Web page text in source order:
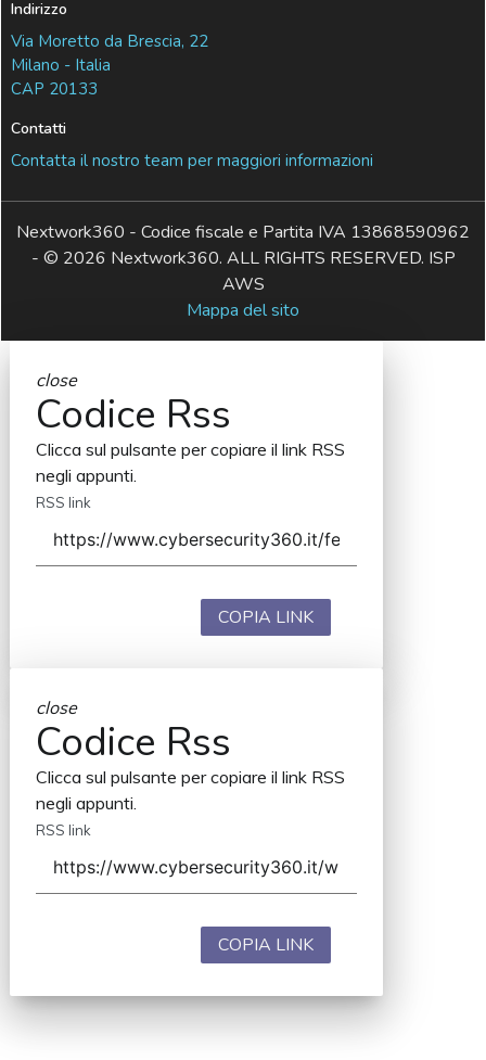
Indirizzo
Via Moretto da Brescia, 22
Milano - Italia
CAP 20133
Contatti
Contatta il nostro team per maggiori informazioni
Nextwork360 - Codice fiscale e Partita IVA 13868590962
- © 2026 Nextwork360. ALL RIGHTS RESERVED. ISP
AWS
Mappa del sito
close
Codice Rss
Clicca sul pulsante per copiare il link RSS
negli appunti.
RSS link
COPIA LINK
close
Codice Rss
Clicca sul pulsante per copiare il link RSS
negli appunti.
RSS link
COPIA LINK